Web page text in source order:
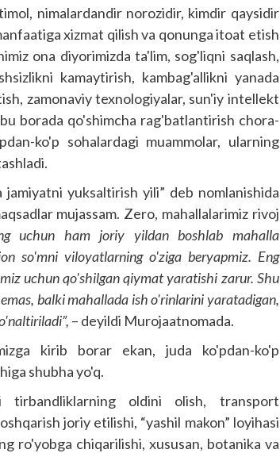
nimalardandir norozidir, kimdir qaysidir
xizmat qilish va qonunga itoat etish
ona diyorimizda ta'lim, sog'liqni saqlash,
kamaytirish, kambag'allikni yanada
zamonaviy texnologiyalar, sun'iy intellekt
borada qo'shimcha rag'batlantirish chora-
ko'p sohalardagi muammolar, ularning
yuksaltirish yili” deb nomlanishida
mujassam. Zero, mahallalarimiz rivoj
uchun ham joriy yildan boshlab mahalla
so'mni viloyatlarning o'ziga beryapmiz. Eng
uchun qo'shilgan qiymat yaratishi zarur. Shu
balki mahallada ish o'rinlarini yaratadigan,
– deyildi Murojaatnomada.
kirib borar ekan, juda ko'pdan-ko'p
shubha yo'q.
tirbandliklarning oldini olish, transport
joriy etilishi, “yashil makon” loyihasi
ro'yobga chiqarilishi, xususan, botanika va